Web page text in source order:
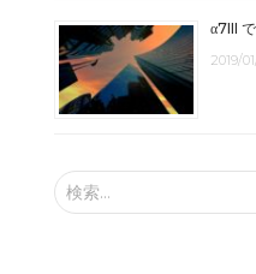
α7III
2019/
検
索
検索…